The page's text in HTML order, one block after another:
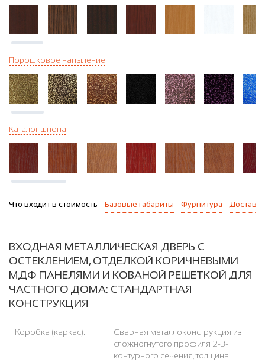
Порошковое напыление
Каталог шпона
Что входит в стоимость Базовые габариты Фурнитура Доставка
ВХОДНАЯ МЕТАЛЛИЧЕСКАЯ ДВЕРЬ С
ОСТЕКЛЕНИЕМ, ОТДЕЛКОЙ КОРИЧНЕВЫМИ
МДФ ПАНЕЛЯМИ И КОВАНОЙ РЕШЕТКОЙ ДЛЯ
ЧАСТНОГО ДОМА: СТАНДАРТНАЯ
КОНСТРУКЦИЯ
Коробка (каркас):
Сварная металлоконструкция из
сложногнутого профиля 2-3-
контурного сечения, толщина